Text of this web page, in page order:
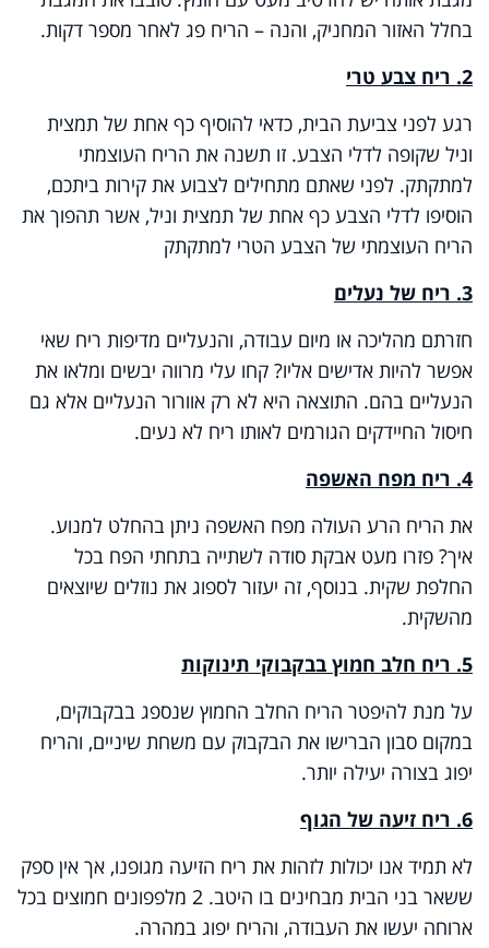
בחלל האזור המחניק, והנה – הריח פג לאחר מספר דקות.
2. ריח צבע טרי
רגע לפני צביעת הבית, כדאי להוסיף כף אחת של תמצית
וניל שקופה לדלי הצבע. זו תשנה את הריח העוצמתי
למתקתק. לפני שאתם מתחילים לצבוע את קירות ביתכם,
הוסיפו לדלי הצבע כף אחת של תמצית וניל, אשר תהפוך את
הריח העוצמתי של הצבע הטרי למתקתק
3. ריח של נעלים
חזרתם מהליכה או מיום עבודה, והנעליים מדיפות ריח שאי
אפשר להיות אדישים אליו? קחו עלי מרווה יבשים ומלאו את
הנעליים בהם. התוצאה היא לא רק אוורור הנעליים אלא גם
חיסול החיידקים הגורמים לאותו ריח לא נעים.
4. ריח מפח האשפה
את הריח הרע העולה מפח האשפה ניתן בהחלט למנוע.
איך? פזרו מעט אבקת סודה לשתייה בתחתי הפח בכל
החלפת שקית. בנוסף, זה יעזור לספוג את נוזלים שיוצאים
מהשקית.
5. ריח חלב חמוץ בבקבוקי תינוקות
על מנת להיפטר הריח החלב החמוץ שנספג בבקבוקים,
במקום סבון הברישו את הבקבוק עם משחת שיניים, והריח
יפוג בצורה יעילה יותר.
6. ריח זיעה של הגוף
לא תמיד אנו יכולות לזהות את ריח הזיעה מגופנו, אך אין ספק
ששאר בני הבית מבחינים בו היטב. 2 מלפפונים חמוצים בכל
ארוחה יעשו את העבודה, והריח יפוג במהרה.